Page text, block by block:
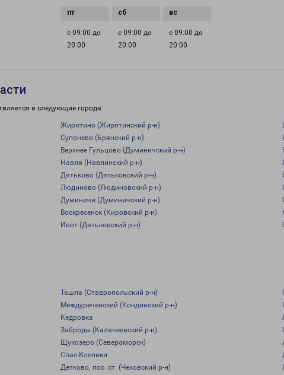
с 09:00 до
20:00
с 09:00 до
20:00
с 09:00 до
20:00
в следующие города:
Жирятино (Жирятинский р-н)
Супонево (Брянский р-н)
Верхнее Гульцово (Думиничский р-н)
Навля (Навлинский р-н)
Дятьково (Дятьковский р-н)
Людиново (Людиновский р-н)
Думиничи (Думиничский р-н)
Воскресенск (Кировский р-н)
Ивот (Дятьковский р-н)
Ташла (Ставропольский р-н)
Междуреченский (Кондинский р-н)
Кедровка
Заброды (Калачеевский р-н)
Щукозеро (Североморск)
Спас-Клепики
Детково, пос. ст. (Чеховский р-н)